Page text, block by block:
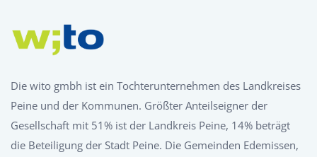
Die wito gmbh ist ein Tochterunternehmen des Landkreises
Peine und der Kommunen. Größter Anteilseigner der
Gesellschaft mit 51% ist der Landkreis Peine, 14% beträgt
die Beteiligung der Stadt Peine. Die Gemeinden Edemissen,